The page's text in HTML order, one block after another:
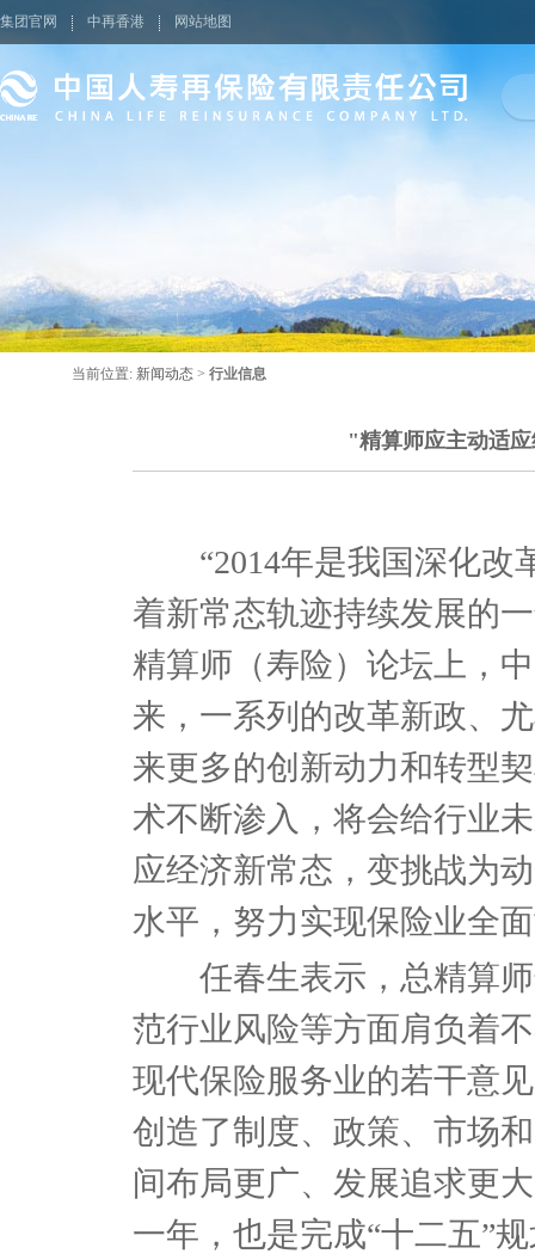
集团官网 中再香港 网站地图
当前位置: 新闻动态 > 行业信息
"精算师应主动适
“2014年是我国深化改
着新常态轨迹持续发展的
精算师（寿险）论坛上，
来，一系列的改革新政、
来更多的创新动力和转型
术不断渗入，将会给行业
应经济新常态，变挑战为
水平，努力实现保险业全
任春生表示，总精算师
范行业风险等方面肩负着
现代保险服务业的若干意
创造了制度、政策、市场
间布局更广、发展追求更
一年，也是完成“十二五”